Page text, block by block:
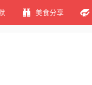
美食分享